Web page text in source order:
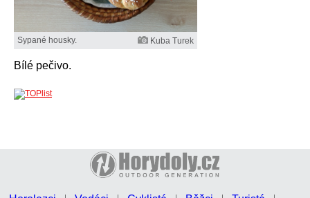
Sypané housky. Kuba Turek
Bílé pečivo.